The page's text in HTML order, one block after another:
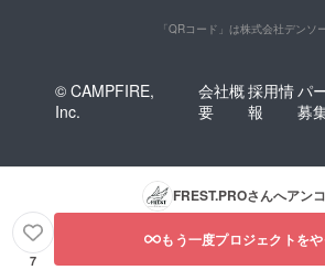
「QRコード」は株式会社デンソ
© CAMPFIRE,
Inc.
会社概
要
採用情
報
パ
募
FREST.PROさんへアン
7
もう一度プロジェクトを